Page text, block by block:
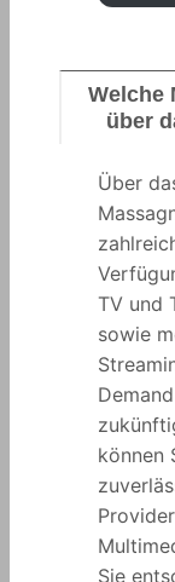
Welche
über
Über
TV und
sowie
können
Sie